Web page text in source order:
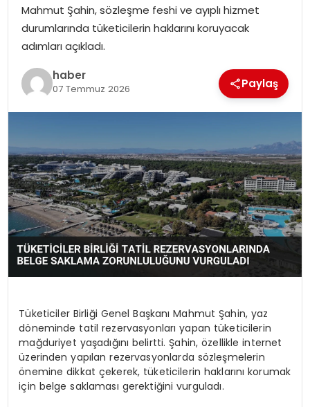
Mahmut Şahin, sözleşme feshi ve ayıplı hizmet
durumlarında tüketicilerin haklarını koruyacak
adımları açıkladı.
haber
07 Temmuz 2026 Paylaş
Tüketiciler Birliği Genel Başkanı Mahmut Şahin, yaz
döneminde tatil rezervasyonları yapan tüketicilerin
mağduriyet yaşadığını belirtti. Şahin, özellikle internet
üzerinden yapılan rezervasyonlarda sözleşmelerin
önemine dikkat çekerek, tüketicilerin haklarını korumak
için belge saklaması gerektiğini vurguladı.